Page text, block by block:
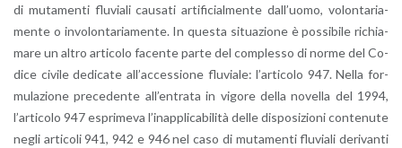
di mu­ta­men­ti flu­via­li cau­sa­ti ar­ti­fi­cial­men­te dal­l’uo­mo, vo­lon­ta­ria­
men­te o in­vo­lon­ta­ria­men­te. In que­sta si­tua­zio­ne è pos­si­bi­le ri­chia­
ma­re un altro ar­ti­co­lo fa­cen­te parte del com­ples­so di norme del Co­
di­ce ci­vi­le de­di­ca­te al­l’ac­ces­sio­ne flu­via­le: l’ar­ti­co­lo 947. Nella for­
mu­la­zio­ne pre­ce­den­te al­l’en­tra­ta in vi­go­re della no­vel­la del 1994,
l’ar­ti­co­lo 947 espri­me­va l’i­nap­pli­ca­bi­li­tà delle di­spo­si­zio­ni con­te­nu­te
negli ar­ti­co­li 941, 942 e 946 nel caso di mu­ta­men­ti flu­via­li de­ri­van­ti